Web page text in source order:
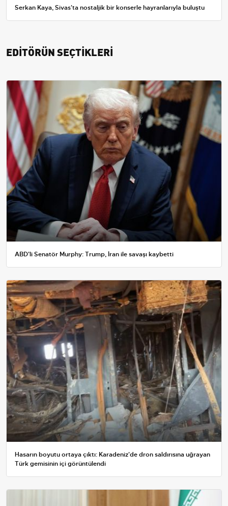
Serkan Kaya, Sivas'ta nostaljik bir konserle hayranlarıyla buluştu
EDİTÖRÜN SEÇTİKLERİ
ABD'li Senatör Murphy: Trump, İran ile savaşı kaybetti
Hasarın boyutu ortaya çıktı: Karadeniz'de dron saldırısına uğrayan
Türk gemisinin içi görüntülendi